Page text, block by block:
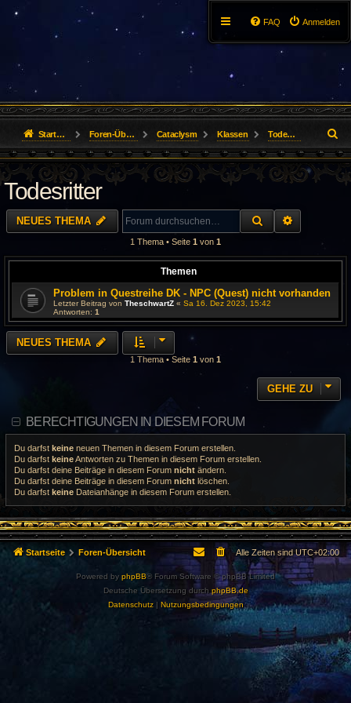
Anmelden
FAQ
Startseite Foren-Übersicht Cataclysm Klassen Todesritter
u
c
Todesritter
NEUES THEMA SUCHE
1 Thema • Seite 1 von 1
Themen
Problem in Questreihe DK - NPC (Quest) nicht vorhanden
Letzter Beitrag von TheschwartZ « Sa 16. Dez 2023, 15:42
Antworten: 1
NEUES THEMA
1 Thema • Seite 1 von 1
GEHE ZU
BERECHTIGUNGEN IN DIESEM FORUM
Du darfst keine neuen Themen in diesem Forum erstellen.
Du darfst keineAntworten zu Themen in diesem Forum erstellen.
Du darfst deine Beiträge in diesem Forum nicht ändern.
Du darfst deine Beiträge in diesem Forum nicht löschen.
Du darfst keine Dateianhänge in diesem Forum erstellen.
Startseite Foren-Übersicht Alle Zeiten sindUTC+02:00
Powered by phpBB® Forum Software © phpBB Limited
Deutsche Übersetzung durch phpBB.de
Datenschutz| Nutzungsbedingungen